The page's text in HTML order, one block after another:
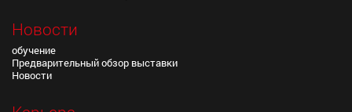
Новости
обучение
Предварительный обзор выставки
Новости